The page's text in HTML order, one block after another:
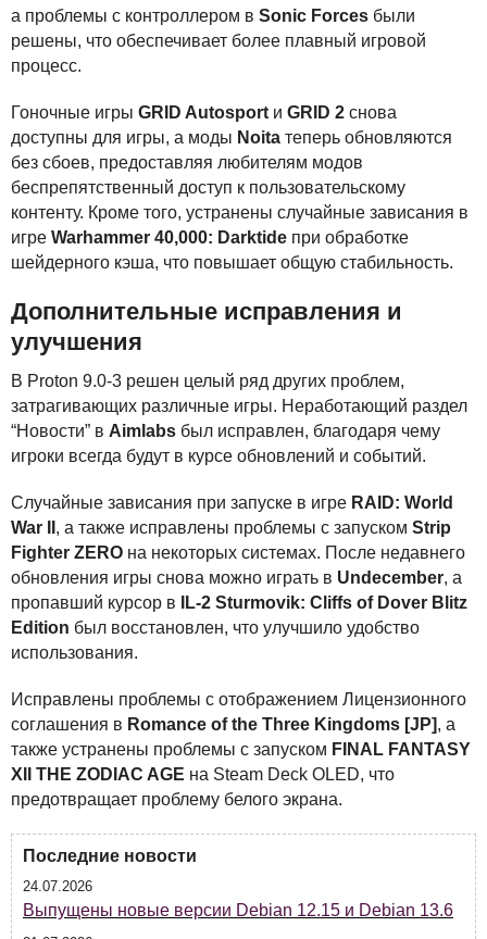
а проблемы с контроллером в Sonic Forces были
решены, что обеспечивает более плавный игровой
процесс.
Гоночные игры GRID Autosport и GRID 2 снова
доступны для игры, а моды Noita теперь обновляются
без сбоев, предоставляя любителям модов
беспрепятственный доступ к пользовательскому
контенту. Кроме того, устранены случайные зависания в
игре Warhammer 40,000: Darktide при обработке
шейдерного кэша, что повышает общую стабильность.
Дополнительные исправления и
улучшения
В Proton 9.0-3 решен целый ряд других проблем,
затрагивающих различные игры. Неработающий раздел
“Новости” в Aimlabs был исправлен, благодаря чему
игроки всегда будут в курсе обновлений и событий.
Случайные зависания при запуске в игре RAID: World
War II , а также исправлены проблемы с запуском Strip
Fighter ZERO на некоторых системах. После недавнего
обновления игры снова можно играть в Undecember, а
пропавший курсор в
IL-2 Sturmovik: Cliffs of Dover Blitz
Edition был восстановлен, что улучшило удобство
использования.
Исправлены проблемы с отображением Лицензионного
соглашения в Romance of the Three Kingdoms [JP], а
также устранены проблемы с запуском FINAL FANTASY
XII
THE ZODIAC AGE на Steam Deck OLED, что
предотвращает проблему белого экрана.
Последние новости
24.07.2026
Выпущены новые версии Debian 12.15 и Debian 13.6